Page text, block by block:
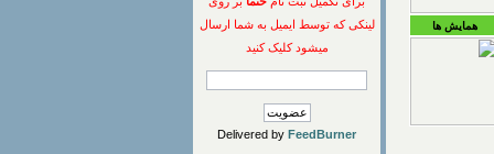
همایش ها
لینکی که توسط ایمیل به شما ارسال
میشود کلیک کنید
Delivered by FeedBurner